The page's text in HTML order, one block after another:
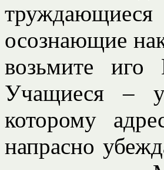
осознающие
возьмите
Учащиеся –
которому
напрасно